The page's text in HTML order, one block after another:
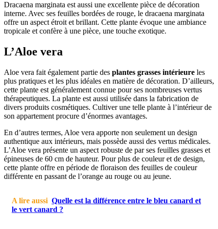
Dracaena marginata est aussi une excellente pièce de décoration
interne. Avec ses feuilles bordées de rouge, le dracaena marginata
offre un aspect étroit et brillant. Cette plante évoque une ambiance
tropicale et confère à une pièce, une touche exotique.
L’Aloe vera
Aloe vera fait également partie des plantes grasses intérieure les
plus pratiques et les plus idéales en matière de décoration. D’ailleurs,
cette plante est généralement connue pour ses nombreuses vertus
thérapeutiques. La plante est aussi utilisée dans la fabrication de
divers produits cosmétiques. Cultiver une telle plante à l’intérieur de
son appartement procure d’énormes avantages.
En d’autres termes, Aloe vera apporte non seulement un design
authentique aux intérieurs, mais possède aussi des vertus médicales.
L’Aloe vera présente un aspect robuste de par ses feuilles grasses et
épineuses de 60 cm de hauteur. Pour plus de couleur et de design,
cette plante offre en période de floraison des feuilles de couleur
différente en passant de l’orange au rouge ou au jeune.
A lire aussi Quelle est la différence entre le bleu canard et
le vert canard ?